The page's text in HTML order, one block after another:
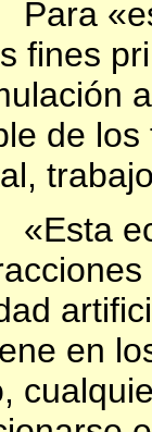
Para
fines
de
«Esta
en